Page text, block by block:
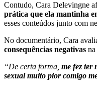
Contudo, Cara Delevingne
prática que ela mantinha
esses conteúdos junto com
No documentário, Cara
consequências negativas
“De certa forma, me fez ter
sexual muito pior comigo